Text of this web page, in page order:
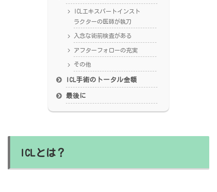
ICLエキスパートインスト
ラクターの医師が執刀
入念な術前検査がある
アフターフォローの充実
その他
ICL手術のトータル金額
最後に
ICLとは？